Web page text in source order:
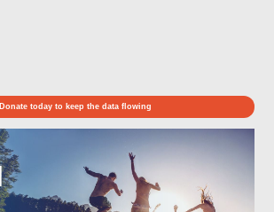
Donate today to keep the data flowing